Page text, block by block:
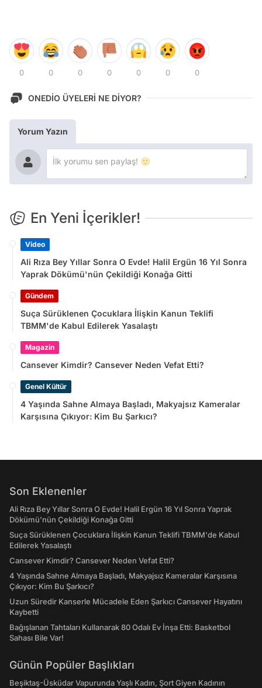
0 0 0 0 0 0 0
ONEDİO ÜYELERİ NE DİYOR?
Yorum Yazın
En Yeni İçerikler!
Video
Ali Rıza Bey Yıllar Sonra O Evde! Halil Ergün 16 Yıl Sonra
Yaprak Dökümü'nün Çekildiği Konağa Gitti
Gündem
Suça Sürüklenen Çocuklara İlişkin Kanun Teklifi
TBMM'de Kabul Edilerek Yasalaştı
Magazin
Cansever Kimdir? Cansever Neden Vefat Etti?
Genel Kültür
4 Yaşında Sahne Almaya Başladı, Makyajsız Kameralar
Karşısına Çıkıyor: Kim Bu Şarkıcı?
Son Eklenenler
Ali Rıza Bey Yıllar Sonra O Evde! Halil Ergün 16 Yıl Sonra Yaprak
Dökümü'nün Çekildiği Konağa Gitti
Suça Sürüklenen Çocuklara İlişkin Kanun Teklifi TBMM'de Kabul
Edilerek Yasalaştı
Cansever Kimdir? Cansever Neden Vefat Etti?
4 Yaşında Sahne Almaya Başladı, Makyajsız Kameralar Karşısına
Çıkıyor: Kim Bu Şarkıcı?
Uzun Süredir Kanserle Mücadele Eden Şarkıcı Cansever Hayatını
Kaybetti
Bağışlanan Tahtaları Kullanarak 80 Odalı Ev İnşa Etti: Basketbol
Sahası Bile Var!
Günün Popüler Başlıkları
Beşiktaş-Üsküdar Vapurunda Yaşlı Kadın, Şort Giyen Kadının